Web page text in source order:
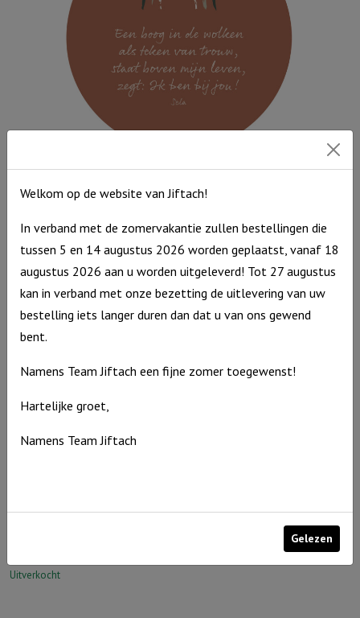
aantal
Muurcirkel Terra 25 cm – Een boog in de wolken
Op voorraad
Terra
25
cm
-
Een
de
Muurcirkel Bruinroze 25 cm – U geeft een toekomst vol van
Uitverkocht
Welkom op de website van Jiftach!
In verband met de zomervakantie zullen bestellingen die
tussen 5 en 14 augustus 2026 worden geplaatst, vanaf 18
augustus 2026 aan u worden uitgeleverd! Tot 27 augustus
kan in verband met onze bezetting de uitlevering van uw
bestelling iets langer duren dan dat u van ons gewend
bent.
Namens Team Jiftach een fijne zomer toegewenst!
Hartelijke groet,
Namens Team Jiftach
Gelezen